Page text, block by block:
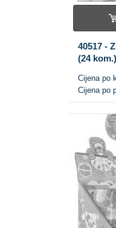
40517 -
(24 kom.)
Cijena po
Cijena po